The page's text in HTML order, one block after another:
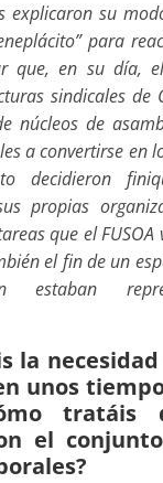
explicaron su
para
que, en su día, el
sindicales de
núcleos de
a convertirse en
decidieron
propias
que el FUSOA
el fin de un
estaban
la
unos
tratáis
el